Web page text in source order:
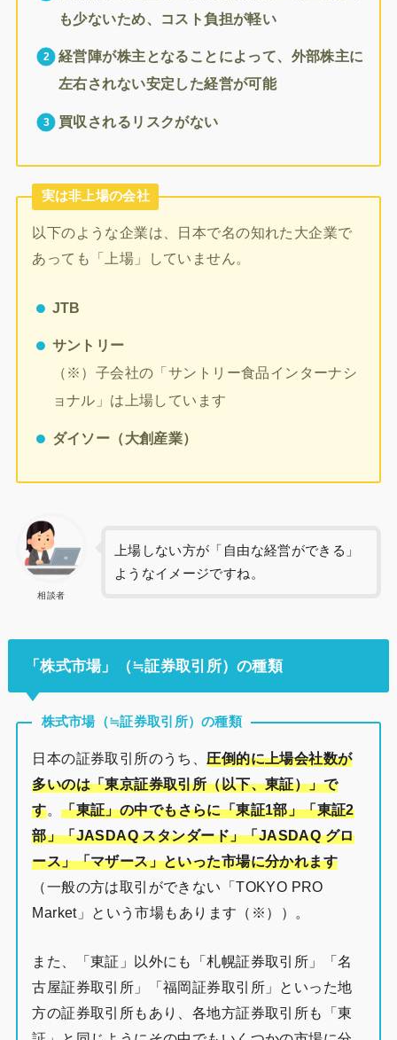
も少ないため、コスト負担が軽い
経営陣が株主となることによって、外部株主に
左右されない安定した経営が可能
買収されるリスクがない
実は非上場の会社
以下のような企業は、日本で名の知れた大企業で
あっても「上場」していません。
JTB
サントリー
（※）子会社の「サントリー食品インターナシ
ョナル」は上場しています
ダイソー（大創産業）
相談者
上場しない方が「自由な経営ができる」
ようなイメージですね。
「株式市場」（≒証券取引所）の種類
株式市場（≒証券取引所）の種類
日本の証券取引所のうち、 圧倒的に上場会社数が
多いのは「東京証券取引所（以下、東証）」で
す。「東証」の中でもさらに「東証1部」「東証2
部」「JASDAQ スタンダード」「JASDAQ グロ
ース」「マザース」といった市場に分かれます
（一般の方は取引ができない「TOKYO PRO
Market」という市場もあります（※））。
また、「東証」以外にも「札幌証券取引所」「名
古屋証券取引所」「福岡証券取引所」といった地
方の証券取引所もあり、各地方証券取引所も「東